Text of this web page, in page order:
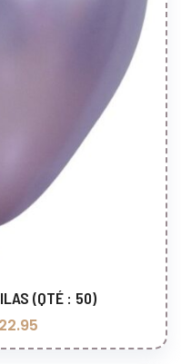
(QTÉ : 50)
22.95